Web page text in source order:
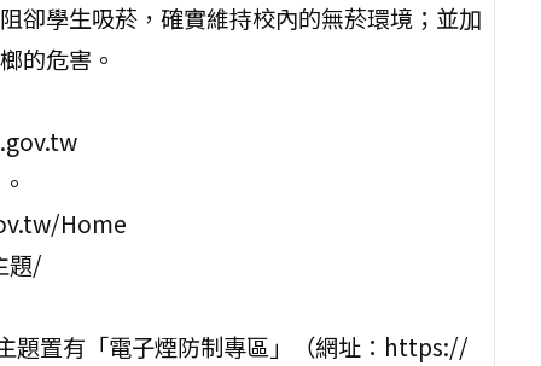
卻學生吸菸，確實維持校內的無菸環境；並加
的危害。
Home
題/
題置有「電子煙防制專區」（網址：https://